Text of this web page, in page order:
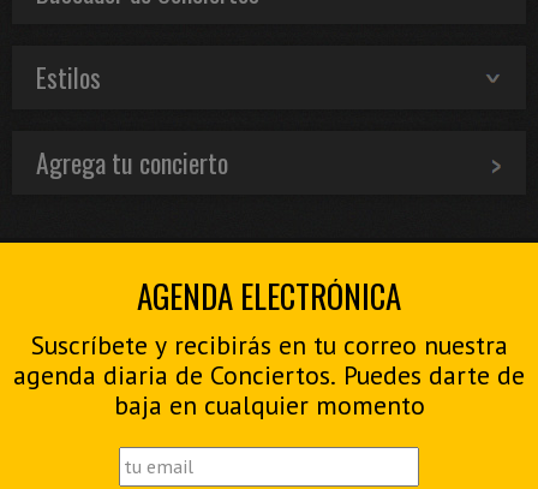
Estilos
Agrega tu concierto
AGENDA ELECTRÓNICA
Suscríbete y recibirás en tu correo nuestra
agenda diaria de Conciertos. Puedes darte de
baja en cualquier momento